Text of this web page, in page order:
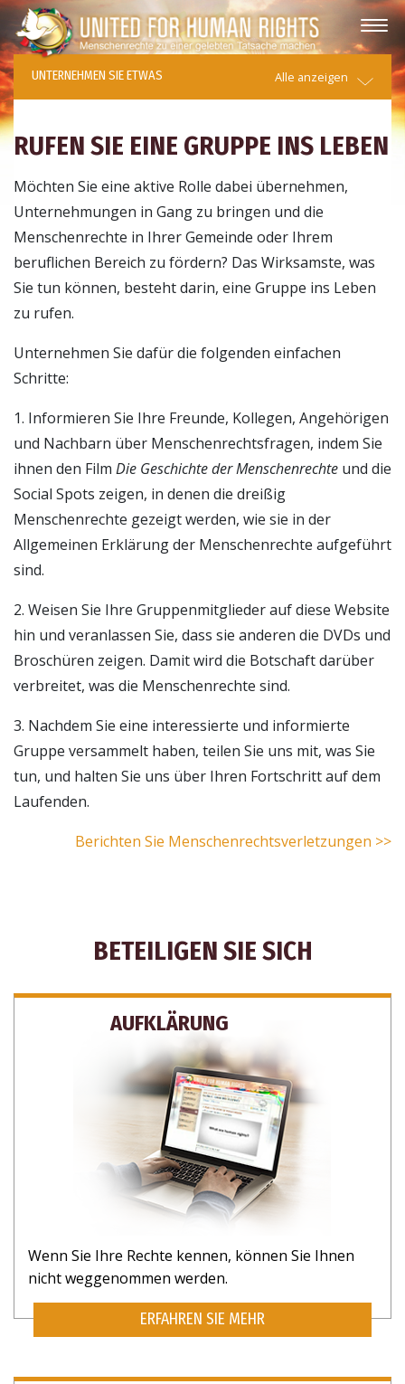
UNTERNEHMEN SIE ETWAS Alle anzeigen
RUFEN SIE EINE GRUPPE INS LEBEN
Möchten Sie eine aktive Rolle dabei übernehmen,
Unternehmungen in Gang zu bringen und die
Menschenrechte in Ihrer Gemeinde oder Ihrem
beruflichen Bereich zu fördern? Das Wirksamste, was
Sie tun können, besteht darin, eine Gruppe ins Leben
zu rufen.
Unternehmen Sie dafür die folgenden einfachen
Schritte:
1. Informieren Sie Ihre Freunde, Kollegen, Angehörigen
und Nachbarn über Menschenrechtsfragen, indem Sie
ihnen den Film Die Geschichte der Menschenrechte und die
Social Spots zeigen, in denen die dreißig
Menschenrechte gezeigt werden, wie sie in der
Allgemeinen Erklärung der Menschenrechte aufgeführt
sind.
2. Weisen Sie Ihre Gruppenmitglieder auf diese Website
hin und veranlassen Sie, dass sie anderen die DVDs und
Broschüren zeigen. Damit wird die Botschaft darüber
verbreitet, was die Menschenrechte sind.
3. Nachdem Sie eine interessierte und informierte
Gruppe versammelt haben, teilen Sie uns mit, was Sie
tun, und halten Sie uns über Ihren Fortschritt auf dem
Laufenden.
Berichten Sie Menschenrechtsverletzungen >>
BETEILIGEN SIE SICH
AUFKLÄRUNG
Wenn Sie Ihre Rechte kennen, können Sie Ihnen
nicht weggenommen werden.
ERFAHREN SIE MEHR